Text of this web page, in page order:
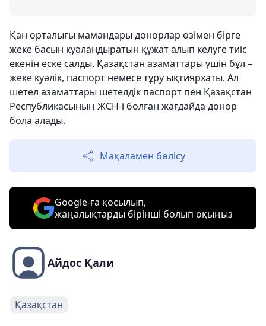
Қан орталығы мамандары донорлар өзімен бірге
жеке басын куәландыратын құжат алып келуге тиіс
екенін еске салды. Қазақстан азаматтары үшін бұл –
жеке куәлік, паспорт немесе тұру ықтиярхаты. Ал
шетел азаматтары шетелдік паспорт пен Қазақстан
Республикасының ЖСН-і болған жағдайда донор
бола алады.
Мақаламен бөлісу
Google-ға қосылып,
жаңалықтарды бірінші болып оқыңыз
Айдос Қали
Қазақстан